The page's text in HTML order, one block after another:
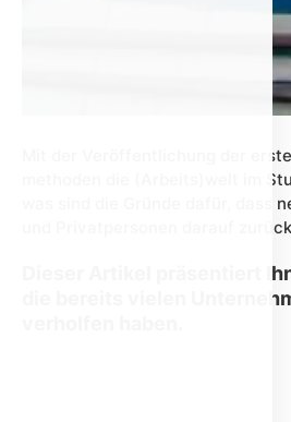
Mit der Veröffentlichung der
methoden die (Arbeits)welt im
was sind die Gründe dafür, dass
und Privatpersonen darauf
Dieser Artikel präsentiert
die bereits vielen